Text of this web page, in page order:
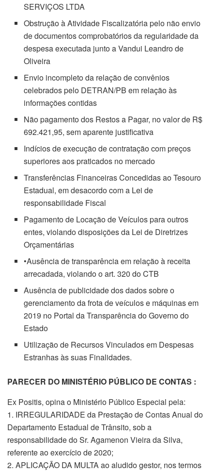
SERVIÇOS LTDA
Obstrução à Atividade Fiscalizatória pelo não envio
de documentos comprobatórios da regularidade da
despesa executada junto a Vandui Leandro de
Oliveira
Envio incompleto da relação de convênios
celebrados pelo DETRAN/PB em relação às
informações contidas
Não pagamento dos Restos a Pagar, no valor de R$
692.421,95, sem aparente justificativa
Indícios de execução de contratação com preços
superiores aos praticados no mercado
Transferências Financeiras Concedidas ao Tesouro
Estadual, em desacordo com a Lei de
responsabilidade Fiscal
Pagamento de Locação de Veículos para outros
entes, violando disposições da Lei de Diretrizes
Orçamentárias
•Ausência de transparência em relação à receita
arrecadada, violando o art. 320 do CTB
Ausência de publicidade dos dados sobre o
gerenciamento da frota de veículos e máquinas em
2019 no Portal da Transparência do Governo do
Estado
Utilização de Recursos Vinculados em Despesas
Estranhas às suas Finalidades.
PARECER DO MINISTÉRIO PÚBLICO DE CONTAS :
Ex Positis, opina o Ministério Público Especial pela:
1. IRREGULARIDADE da Prestação de Contas Anual do
Departamento Estadual de Trânsito, sob a
responsabilidade do Sr. Agamenon Vieira da Silva,
referente ao exercício de 2020;
2. APLICAÇÃO DA MULTA ao aludido gestor, nos termos